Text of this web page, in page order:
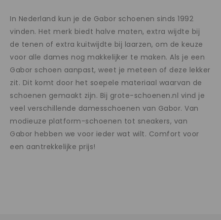
In Nederland kun je de Gabor schoenen sinds 1992
vinden. Het merk biedt halve maten, extra wijdte bij
de tenen of extra kuitwijdte bij laarzen, om de keuze
voor alle dames nog makkelijker te maken. Als je een
Gabor schoen aanpast, weet je meteen of deze lekker
zit. Dit komt door het soepele materiaal waarvan de
schoenen gemaakt zijn. Bij grote-schoenen.nl vind je
veel verschillende damesschoenen van Gabor. Van
modieuze platform-schoenen tot sneakers, van
Gabor hebben we voor ieder wat wilt. Comfort voor
een aantrekkelijke prijs!